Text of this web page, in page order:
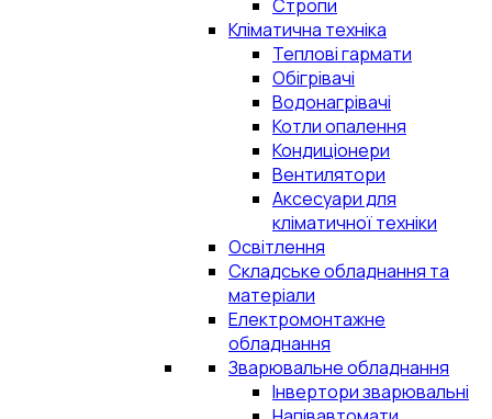
Стропи
Кліматична техніка
Теплові гармати
Обігрівачі
Водонагрівачі
Котли опалення
Кондиціонери
Вентилятори
Аксесуари для
кліматичної техніки
Освітлення
Складське обладнання та
матеріали
Електромонтажне
обладнання
Зварювальне обладнання
Інвертори зварювальні